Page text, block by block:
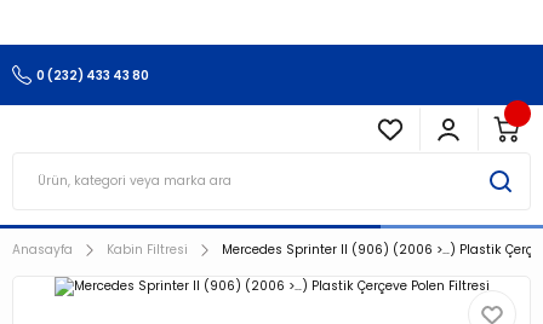
0 (232) 433 43 80
Anasayfa Kabin Filtresi Mercedes Sprinter II (906) (2006 >…) Plastik